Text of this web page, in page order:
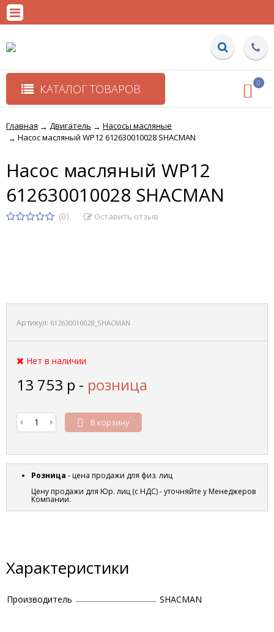
КАТАЛОГ ТОВАРОВ 0
Главная → Двигатель → Насосы масляные
→ Насос масляный WP12 612630010028 SHACMAN
Насос масляный WP12
612630010028 SHACMAN
(0) Оставить отзыв
Артикул: 612630010028_SHACMAN
Нет в наличии
13 753 р - розница
В корзину
Розница - цена продажи для физ. лиц
Цену продажи для Юр. лиц (с НДС) - уточняйте у Менеджеров
Компании.
Характеристики
Производитель SHACMAN